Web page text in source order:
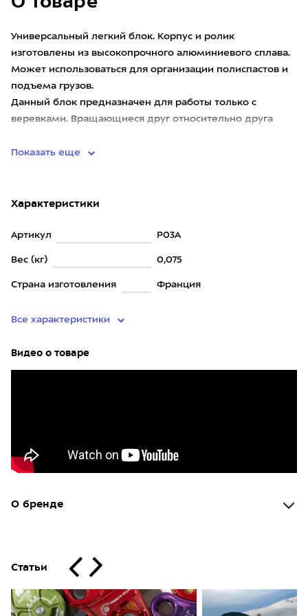
Универсальный легкий блок. Корпус и ролик
изготовлены из высокопрочного алюминиевого сплава.
Может использоваться для организации полиспастов и
подъема грузов.
Данный блок предназначен для работы только с
веревками. Вращающиеся друг относительно друга
Показать еще
Характеристики
Артикул P03A
Вес (кг) 0,075
Страна изготовления Франция
Все характеристики
Видео о товаре
О бренде
Статьи